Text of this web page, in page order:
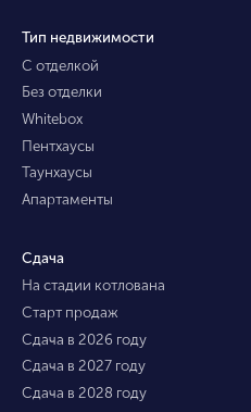
Тип недвижимости
С отделкой
Без отделки
Whitebox
Пентхаусы
Таунхаусы
Апартаменты
Сдача
На стадии котлована
Старт продаж
Сдача в 2026 году
Сдача в 2027 году
Сдача в 2028 году